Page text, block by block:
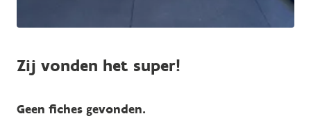
Zij vonden het super!
Geen fiches gevonden.